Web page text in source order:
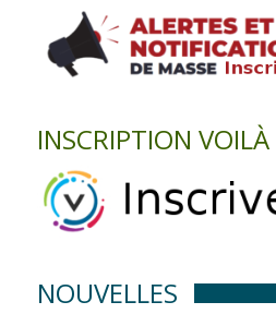
INSCRIPTION VOILÀ
NOUVELLES